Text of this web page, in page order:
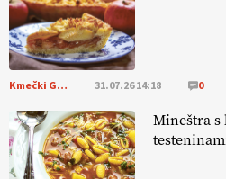
EKOloško = logično:
HOMAR
EKOloško = logično: VLOG
kmetijstvo brez
EKOloško = logično:
Kmečki Glas 31.07.26 14:18 0
Mineštra